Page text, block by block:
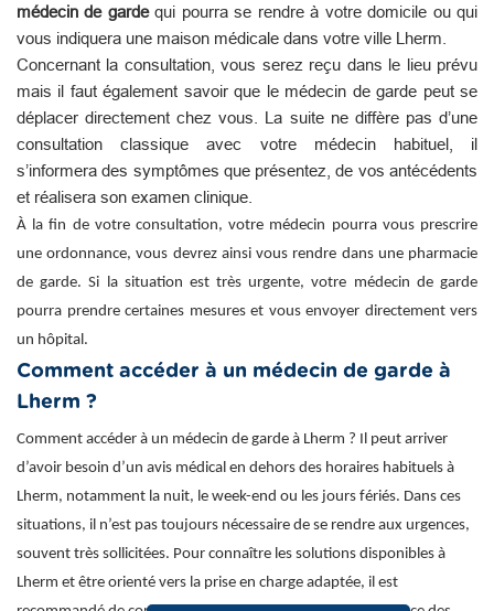
médecin de gardequi pourra se rendre à votre domicile ou qui
vous indiquera une maison médicale dans votre ville Lherm.
Concernant la consultation, vous serez reçu dans le lieu prévu
mais il faut également savoir que le médecin de garde peut se
déplacer directement chez vous. La suite ne diffère pas d’une
consultation classique avec votre médecin habituel, il
s’informera des symptômes que présentez, de vos antécédents
et réalisera son examen clinique.
À la fin de votre consultation, votre médecin pourra vous prescrire
une ordonnance, vous devrez ainsi vous rendre dans une pharmacie
de garde. Si la situation est très urgente, votre médecin de garde
pourra prendre certaines mesures et vous envoyer directement vers
un hôpital.
Comment accéder à un médecin de garde à
Lherm ?
Comment accéder à un médecin de garde à Lherm ? Il peut arriver
d’avoir besoin d’un avis médical en dehors des horaires habituels à
Lherm, notamment la nuit, le week-end ou les jours fériés. Dans ces
situations, il n’est pas toujours nécessaire de se rendre aux urgences,
souvent très sollicitées. Pour connaître les solutions disponibles à
Lherm et être orienté vers la prise en charge adaptée, il est